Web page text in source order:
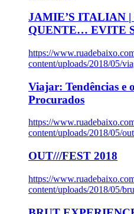
JAMIE’S ITALIAN |
QUENTE… EVITE
https://
content/uploads/2018/05/
Viajar: Tendências e
Procurados
https://
content/uploads/2018/05/
OUT///FEST 2018
https://
content/uploads/2018/05/